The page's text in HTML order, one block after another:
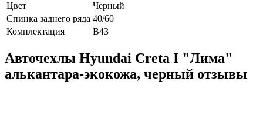
Цвет
Черный
Спинка заднего ряда 40/60
Комплектация
В43
Авточехлы Hyundai Creta I "Лима"
алькантара-экокожа, черный отзывы